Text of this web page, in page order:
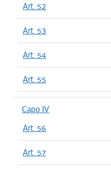
Art. 52
Art. 53
Art. 54
Art. 55
Capo IV
Art. 56
Art. 57